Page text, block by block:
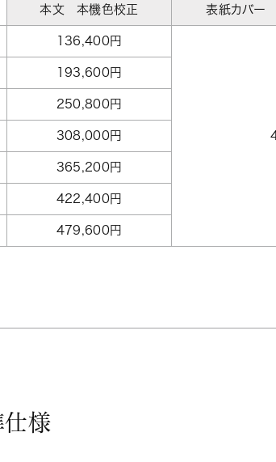
本文 本機色校正 表紙カバー
136,400円
193,600円
250,800円
308,000円
365,200円
422,400円
479,600円
様